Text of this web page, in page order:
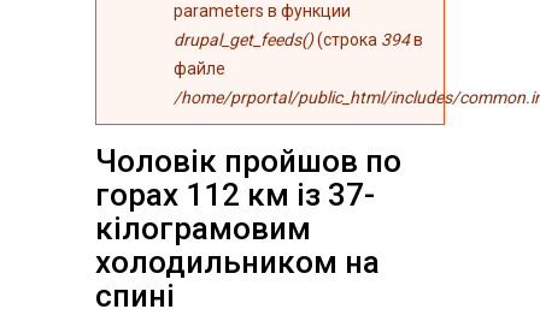
parameters в функции
drupal_get_feeds()(строка 394в
файле
/home/prportal/public_html/includes/
Чоловік пройшов по
горах 112 км із 37-
кілограмовим
холодильником на
спині